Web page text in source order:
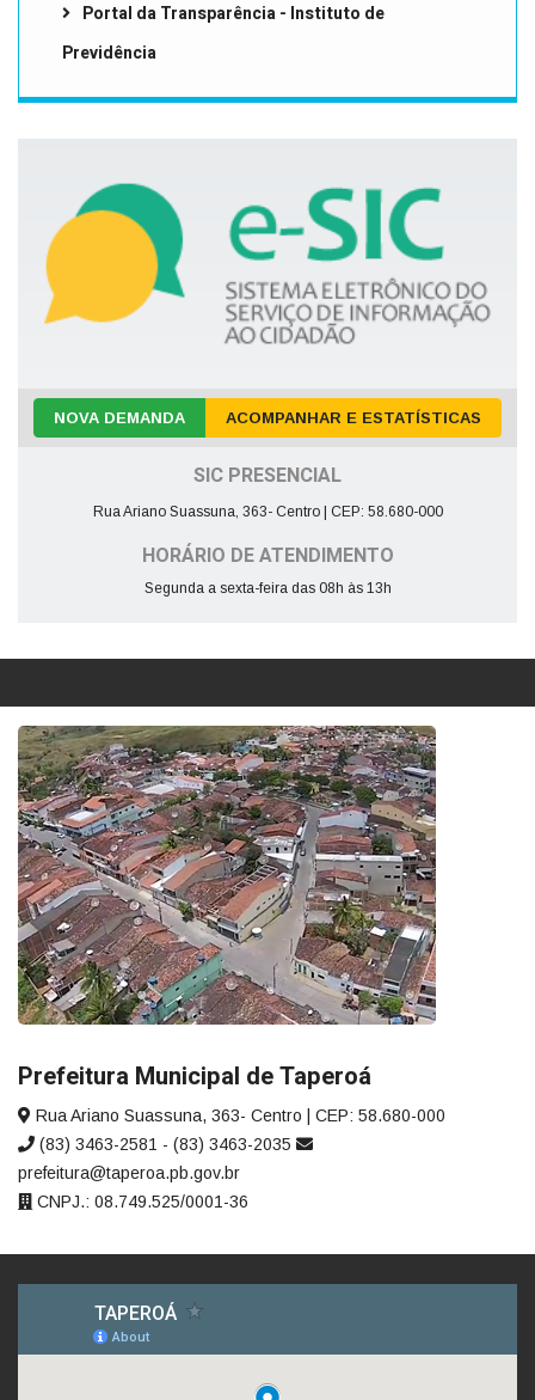
Portal da Transparência - Instituto de
Previdência
NOVA DEMANDA ACOMPANHAR E ESTATÍSTICAS
SIC PRESENCIAL
Rua Ariano Suassuna, 363- Centro | CEP: 58.680-000
HORÁRIO DE ATENDIMENTO
Segunda a sexta-feira das 08h às 13h
Prefeitura Municipal de Taperoá
Rua Ariano Suassuna, 363- Centro | CEP: 58.680-000
(83) 3463-2581 - (83) 3463-2035
prefeitura@taperoa.pb.gov.br
CNPJ.: 08.749.525/0001-36